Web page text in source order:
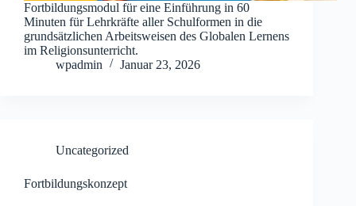
Fortbildungsmodul für eine Einführung in 60
Minuten für Lehrkräfte aller Schulformen in die
grundsätzlichen Arbeitsweisen des Globalen Lernens
im Religionsunterricht.
wpadmin
Januar 23, 2026
Uncategorized
Fortbildungskonzept